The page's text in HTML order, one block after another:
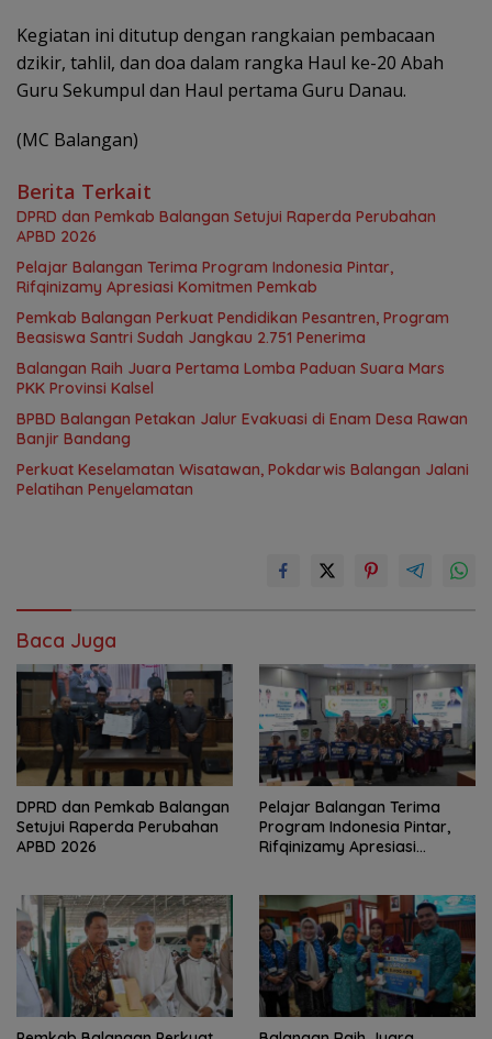
Kegiatan ini ditutup dengan rangkaian pembacaan
dzikir, tahlil, dan doa dalam rangka Haul ke-20 Abah
Guru Sekumpul dan Haul pertama Guru Danau.
(MC Balangan)
Berita Terkait
DPRD dan Pemkab Balangan Setujui Raperda Perubahan
APBD 2026
Pelajar Balangan Terima Program Indonesia Pintar,
Rifqinizamy Apresiasi Komitmen Pemkab
Pemkab Balangan Perkuat Pendidikan Pesantren, Program
Beasiswa Santri Sudah Jangkau 2.751 Penerima
Balangan Raih Juara Pertama Lomba Paduan Suara Mars
PKK Provinsi Kalsel
BPBD Balangan Petakan Jalur Evakuasi di Enam Desa Rawan
Banjir Bandang
Perkuat Keselamatan Wisatawan, Pokdarwis Balangan Jalani
Pelatihan Penyelamatan
Baca Juga
DPRD dan Pemkab Balangan
Setujui Raperda Perubahan
APBD 2026
Pelajar Balangan Terima
Program Indonesia Pintar,
Rifqinizamy Apresiasi